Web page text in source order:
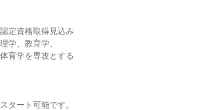
定資格取得見込み
学、教育学、
育学を専攻とする
タート可能です。